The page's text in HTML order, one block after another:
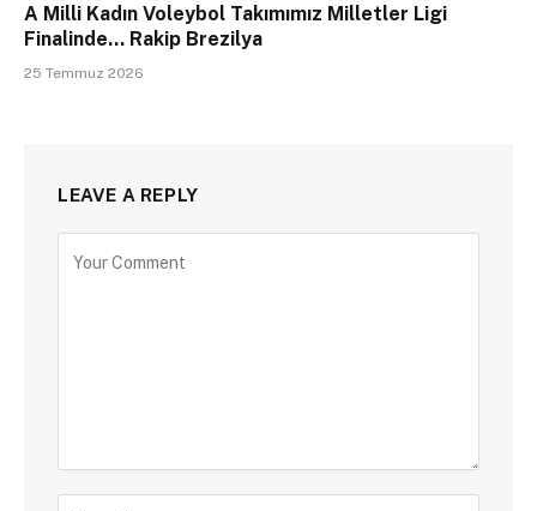
A Milli Kadın Voleybol Takımımız Milletler Ligi
Finalinde… Rakip Brezilya
25 Temmuz 2026
LEAVE A REPLY